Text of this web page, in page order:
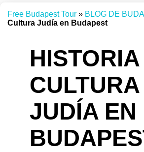
Free Budapest Tour » BLOG DE
Cultura Judía en Budapest
HISTORIA
CULTURA
JUDÍA EN